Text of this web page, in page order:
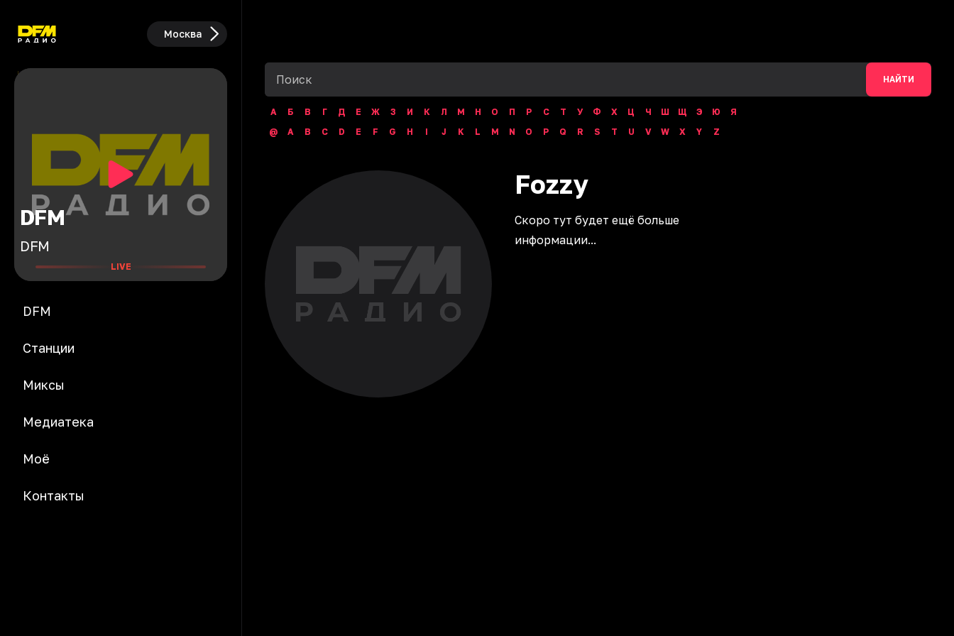
Москва
DFM
DFM
LIVE
DFM
Станции
Миксы
Медиатека
Моё
Контакты
НАЙТИ
А Б В Г Д Е Ж З И К Л М Н О П Р С Т У Ф Х Ц Ч Ш Щ Э Ю
Я
@
A B C D E F G H I J K L M N O P Q R S T U V W X Y Z
Fozzy
Скоро тут будет ещё больше
информации...